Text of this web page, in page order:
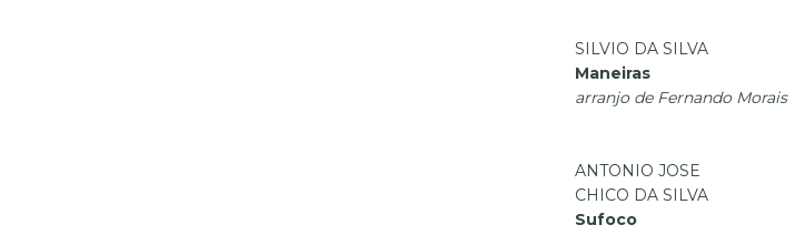
SILVIO DA SILVA
Maneiras
arranjo de Fernando Morais
ANTONIO JOSE
CHICO DA SILVA
Sufoco